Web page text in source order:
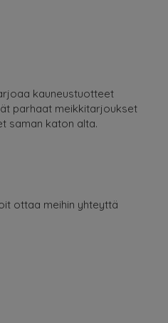
kauneustuotteet
parhaat meikkitarjoukset
saman katon alta.
ottaa meihin yhteyttä